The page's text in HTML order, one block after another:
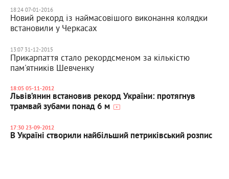
18:24 07-01-2016
Новий рекорд із наймасовішого виконання колядки
встановили у Черкасах
13:07 31-12-2015
Прикарпаття стало рекордсменом за кількістю
пам'ятників Шевченку
18:05 05-11-2012
Львів’янин встановив рекорд України: протягнув
трамвай зубами понад 6 м
17:30 23-09-2012
В Україні створили найбільший петриківський розпис